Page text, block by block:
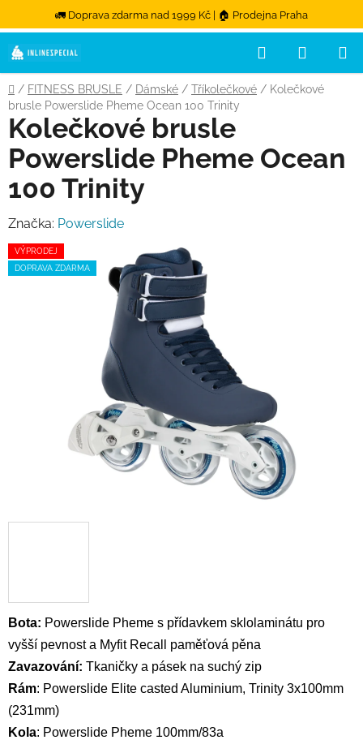
🚛 Doprava zdarma nad 1999 Kč | 🏠 Prodejna Praha
Přejít na obsah
Hledat
Domů
/ FITNESS BRUSLE / Dámské / Tříkolečkové / Kolečkové
brusle Powerslide Pheme Ocean 100 Trinity
Bota: Powerslide Pheme s přídavkem sklolaminátu pro
vyšší pevnost a Myfit Recall paměťová pěna
Zavazování: Tkaničky a pásek na suchý zip
Rám: Powerslide Elite casted Aluminium, Trinity 3x100mm
(231mm)
Kola: Powerslide Pheme 100mm/83a
Kolečkové brusle
Powerslide Pheme Ocean
100 Trinity
Značka: Powerslide
VÝPRODEJ
DOPRAVA ZDARMA